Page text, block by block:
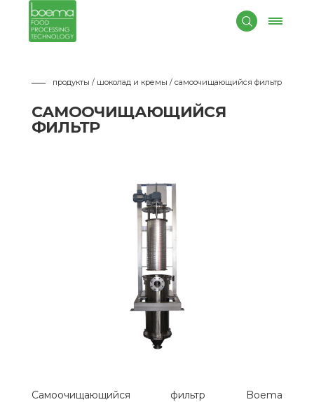
продукты / шоколад и кремы / самоочищающийся фильтр
САМООЧИЩАЮЩИЙСЯ
ФИЛЬТР
Самоочищающийся фильтр Boema